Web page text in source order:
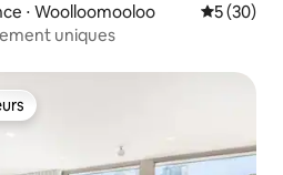
⋅ Woolloomooloo
5 (30)
uniques
les plus appréciés